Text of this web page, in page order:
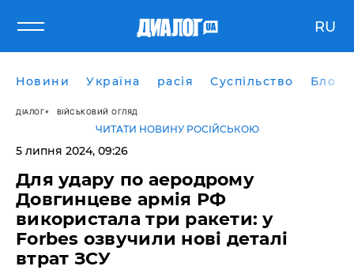
RU
Новини Україна расія Суспільство Блоги
ДІАЛОГ ВІЙСЬКОВИЙ ОГЛЯД
ЧИТАТИ НОВИНУ РОСІЙСЬКОЮ
5 липня 2024, 09:26
Для удару по аеродрому
Довгинцеве армія РФ
використала три ракети: у
Forbes озвучили нові деталі
втрат ЗСУ